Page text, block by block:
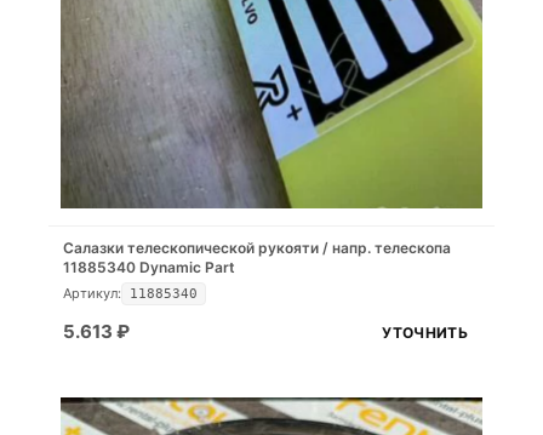
Салазки телескопической рукояти / напр. телескопа
11885340 Dynamic Part
Артикул: 11885340
5.613 ₽ УТОЧНИТЬ